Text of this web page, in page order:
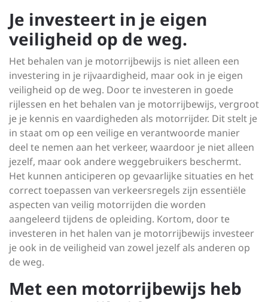
Je investeert in je eigen
veiligheid op de weg.
Het behalen van je motorrijbewijs is niet alleen een
investering in je rijvaardigheid, maar ook in je eigen
veiligheid op de weg. Door te investeren in goede
rijlessen en het behalen van je motorrijbewijs, vergroot
je je kennis en vaardigheden als motorrijder. Dit stelt je
in staat om op een veilige en verantwoorde manier
deel te nemen aan het verkeer, waardoor je niet alleen
jezelf, maar ook andere weggebruikers beschermt.
Het kunnen anticiperen op gevaarlijke situaties en het
correct toepassen van verkeersregels zijn essentiële
aspecten van veilig motorrijden die worden
aangeleerd tijdens de opleiding. Kortom, door te
investeren in het halen van je motorrijbewijs investeer
je ook in de veiligheid van zowel jezelf als anderen op
de weg.
Met een motorrijbewijs heb